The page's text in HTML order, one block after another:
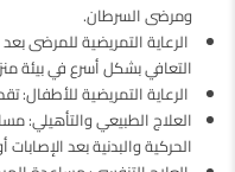
ومرضى السرطان.
الرعاية التمريضية للمرضى
التعافي بشكل أسرع في بيئة
الرعاية التمريضية للأطفال:
العلاج الطبيعي والتأهيلي:
الحركية والبدنية بعد الإصابات